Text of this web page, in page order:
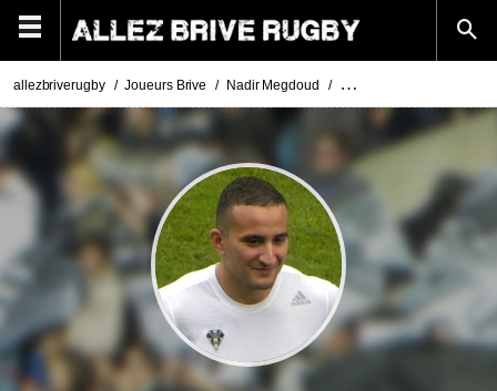
allezbriverugby Joueurs Brive Nadir Megdoud Photos Nadir Megdoud